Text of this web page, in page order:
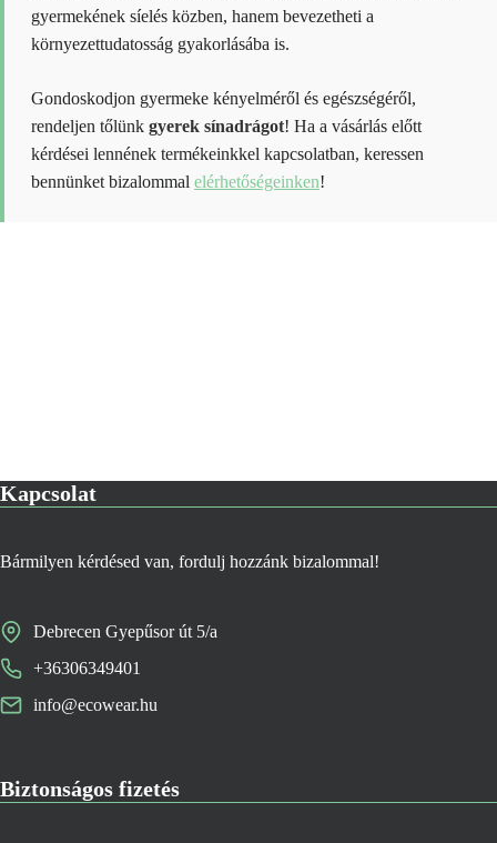
gyermekének síelés közben, hanem bevezetheti a
környezettudatosság gyakorlásába is.
Gondoskodjon gyermeke kényelméről és egészségéről,
rendeljen tőlünk gyerek sínadrágot! Ha a vásárlás előtt
kérdései lennének termékeinkkel kapcsolatban, keressen
bennünket bizalommal elérhetőségeinken!
Kapcsolat
Bármilyen kérdésed van, fordulj hozzánk bizalommal!
Debrecen Gyepűsor út 5/a
+36306349401
info@ecowear.hu
Biztonságos fizetés